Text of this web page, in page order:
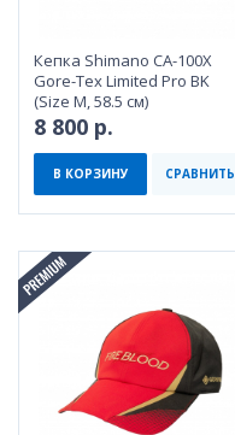
Кепка Shimano CA-100X
Gore-Tex Limited Pro BK
(Size M, 58.5 см)
8 800 р.
В КОРЗИНУ СРАВНИТЬ